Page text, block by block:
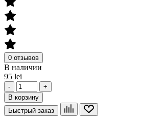
0 отзывов
В наличии
95 lei
-
+
В корзину
Быстрый заказ